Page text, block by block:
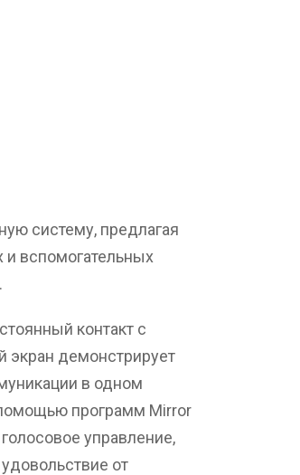
систему, предлагая
вспомогательных
контакт с
демонстрирует
в одном
программ Mirror
управление,
от